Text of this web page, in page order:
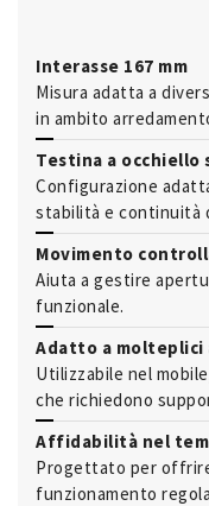
Interasse 167 mm
Misura adatta a
in ambito
Testina a occhiello
Configurazione
stabilità e continuità
Movimento
Aiuta a gestire
funzionale.
Adatto a molteplici
Utilizzabile nel
che richiedono
Affidabilità nel
Progettato per
funzionamento